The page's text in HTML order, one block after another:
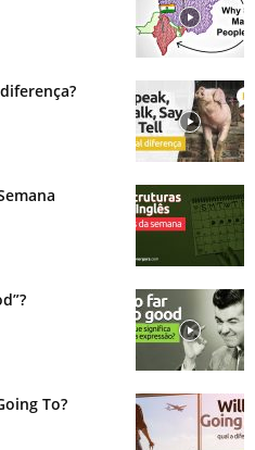
To?